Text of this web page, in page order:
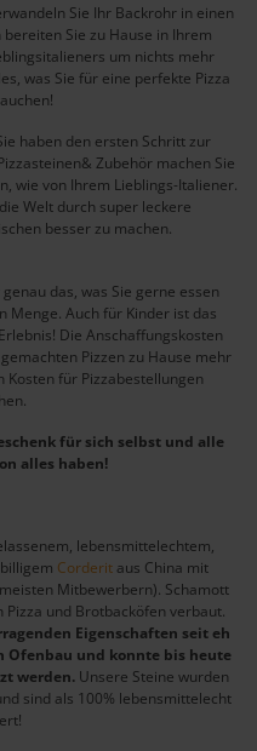
Sie Ihr Backrohr in einen
Sie zu Hause in Ihrem
um nichts mehr
was Sie für eine perfekte Pizza
haben den ersten Schritt zur
Zubehör machen Sie
wie von Ihrem Lieblings-Italiener.
Welt durch super leckere
besser zu machen.
das, was Sie gerne essen
Menge. Auch für Kinder ist das
Die Anschaffungskosten
Pizzen zu Hause mehr
Kosten für Pizzabestellungen
für sich selbst und alle
alles haben!
lebensmittelechtem,
Corderit aus China mit
Mitbewerbern). Schamott
und Brotbacköfen verbaut.
Eigenschaften seit eh
Ofenbau und konnte bis heute
werden. Unsere Steine wurden
sind als 100% lebensmittelecht